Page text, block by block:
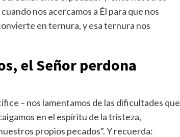
nos acercamos a Él para que nos
en ternura, y esa ternura nos
el Señor perdona
– nos lamentamos de las dificultades que
en el espíritu de la tristeza,
propios pecados”. Y recuerda: